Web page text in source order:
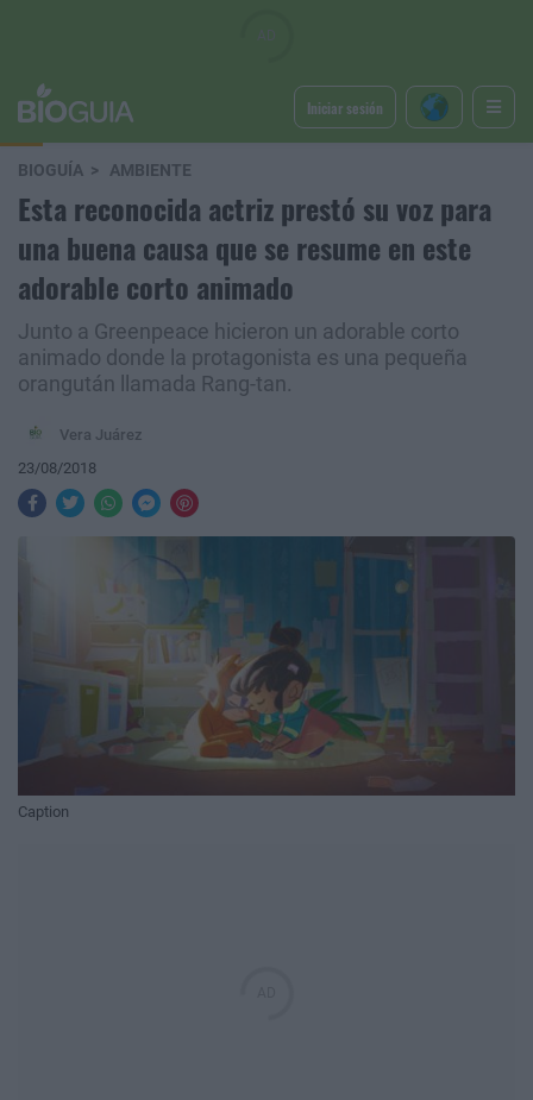
Iniciar sesión
BIOGUÍA AMBIENTE
Esta reconocida actriz prestó su voz para
una buena causa que se resume en este
adorable corto animado
Junto a Greenpeace hicieron un adorable corto
animado donde la protagonista es una pequeña
orangután llamada Rang-tan.
Vera Juárez
23/08/2018
Caption